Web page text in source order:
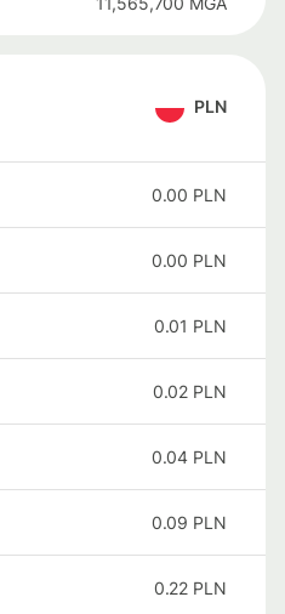
PLN
0.00 PLN
0.00 PLN
0.01 PLN
0.02 PLN
0.04 PLN
0.09 PLN
0.22 PLN